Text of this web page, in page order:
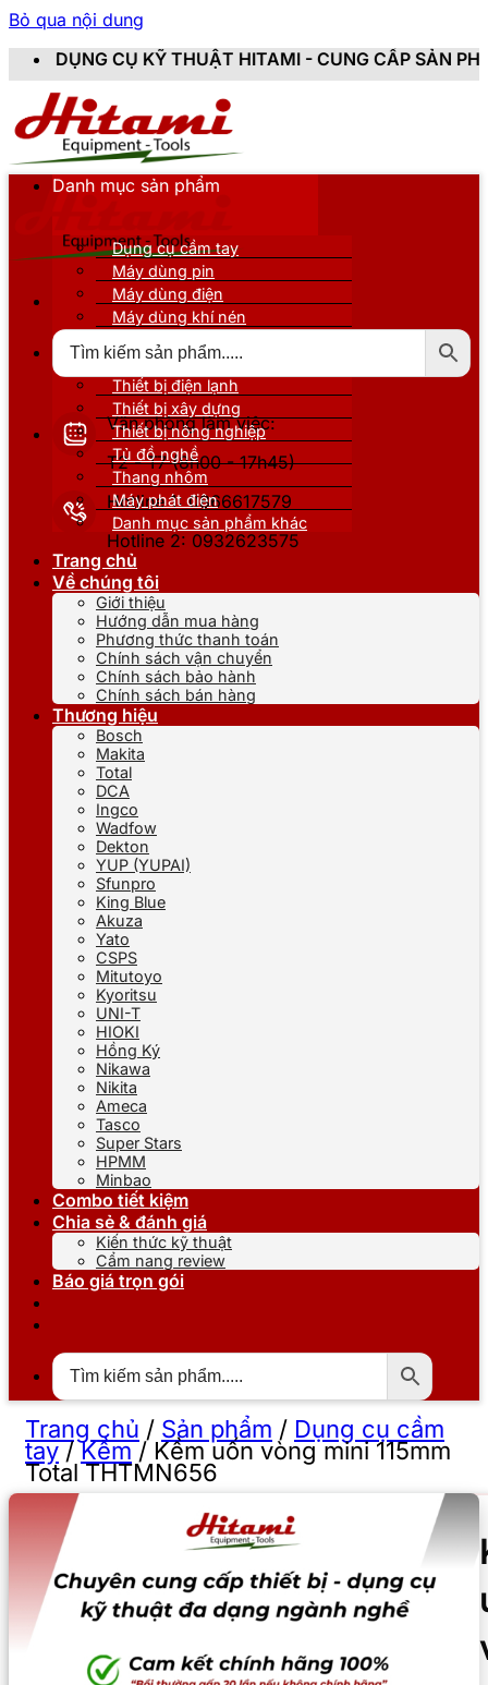
Bỏ qua nội dung
KỸ THUẬT HITAMI - CUNG CẤP SẢN PHẨM CHÍNH
Văn phòng làm việc:
T2 - T7 (8h00 - 17h45)
Hotline 1: 0866617579
Hotline 2: 0932623575
Danh mục sản phẩm
Dụng cụ cầm tay
Máy dùng pin
Máy dùng điện
Máy dùng khí nén
Thiết bị nâng đỡ
Thiết bị điện lạnh
Thiết bị xây dựng
Thiết bị nông nghiệp
Tủ đồ nghề
Thang nhôm
Máy phát điện
Danh mục sản phẩm khác
Trang chủ
Về chúng tôi
Giới thiệu
Hướng dẫn mua hàng
Phương thức thanh toán
Chính sách vận chuyển
Chính sách bảo hành
Chính sách bán hàng
Thương hiệu
Bosch
Makita
Total
DCA
Ingco
Wadfow
Dekton
YUP (YUPAI)
Sfunpro
King Blue
Akuza
Yato
CSPS
Mitutoyo
Kyoritsu
UNI-T
HIOKI
Hồng Ký
Nikawa
Nikita
Ameca
Tasco
Super Stars
HPMM
Minbao
Combo tiết kiệm
Chia sẻ & đánh giá
Kiến thức kỹ thuật
Cẩm nang review
Báo giá trọn gói
Trang chủ / Sản phẩm / Dụng cụ cầm
tay/Kềm/ Kềm uốn vòng mini 115mm
Total THTMN656